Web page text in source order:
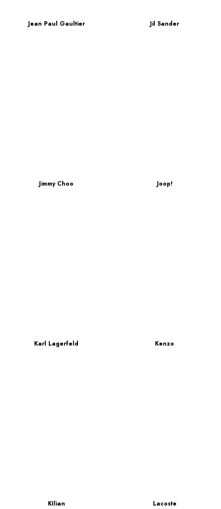
Jean Paul Gaultier Jil Sander
Jimmy Choo Joop!
Karl Lagerfeld Kenzo
KIlian Lacoste